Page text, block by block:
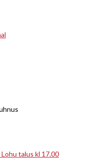
talus kl 17.00